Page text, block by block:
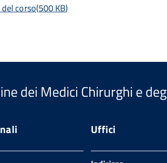
corso(500 KB)
dei Medici Chirurghi e
Uffici